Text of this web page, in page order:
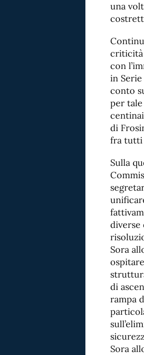
una
criticità
con
in
conto
per
di
fra tutti
Sulla
diverse
Sora
di
rampa
Sora